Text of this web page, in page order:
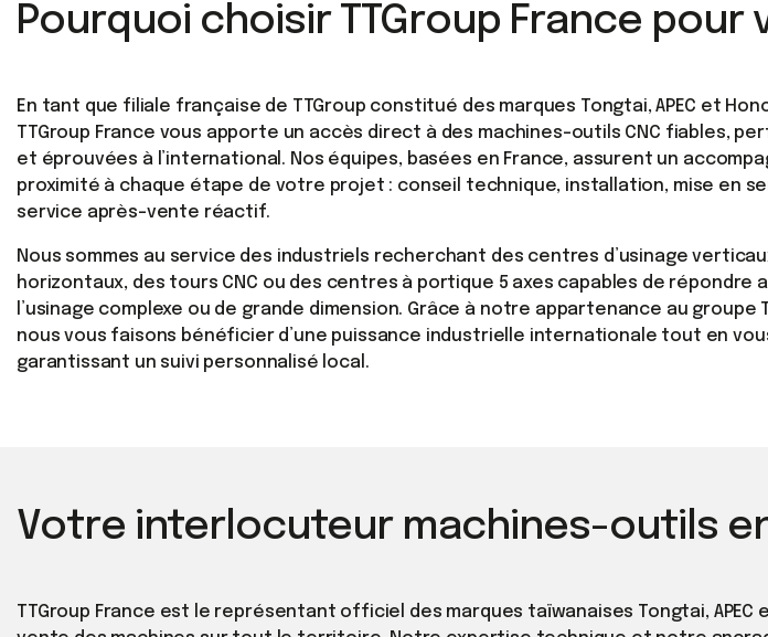
Pourquoi choisir TTGroup France
En tant que filiale française de TTGroup constitué des marques Tongtai, APEC et
TTGroup France vous apporte un accès direct à des machines-outils CNC fiables,
et éprouvées à l’international. Nos équipes, basées en France, assurent un
proximité à chaque étape de votre projet : conseil technique, installation, mise en
service après-vente réactif.
Nous sommes au service des industriels recherchant des centres d’usinage
horizontaux, des tours CNC ou des centres à portique 5 axes capables de répondre
l’usinage complexe ou de grande dimension. Grâce à notre appartenance au groupe
nous vous faisons bénéficier d’une puissance industrielle internationale tout en
garantissant un suivi personnalisé local.
Votre interlocuteur machines-outils
TTGroup France est le représentant officiel des marques taïwanaises Tongtai,